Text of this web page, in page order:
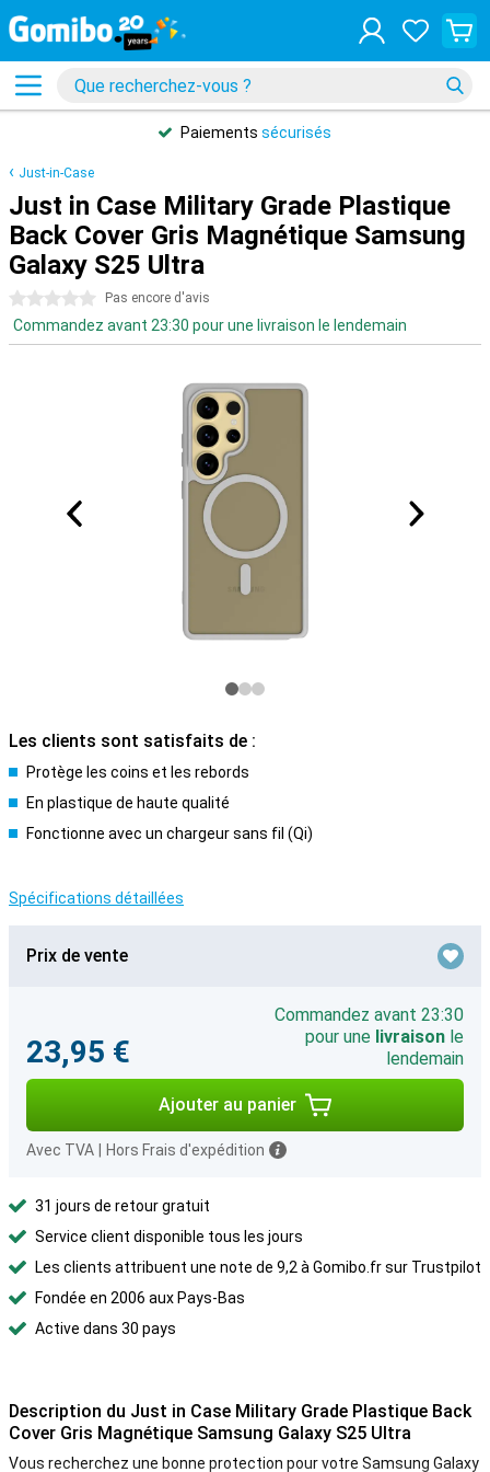
Paiements sécurisés
Just-in-Case
Just in Case Military Grade Plastique
Back Cover Gris Magnétique Samsung
Galaxy S25 Ultra
0 étoiles Pas encore d'avis
Commandez avant 23:30 pour une livraison le lendemain
Les clients sont satisfaits de :
Protège les coins et les rebords
En plastique de haute qualité
Fonctionne avec un chargeur sans fil (Qi)
Spécifications détaillées
Prix de vente
23,95 €
Commandez avant 23:30
pour une livraison le
lendemain
Ajouter au panier
Avec TVA Hors Frais d'expédition
31 jours de retour gratuit
Service client disponible tous les jours
Les clients attribuent une note de 9,2 à Gomibo.fr sur Trustpilot
Fondée en 2006 aux Pays-Bas
Active dans 30 pays
Description du Just in Case Military Grade Plastique Back
Cover Gris Magnétique Samsung Galaxy S25 Ultra
Vous recherchez une bonne protection pour votre Samsung Galaxy